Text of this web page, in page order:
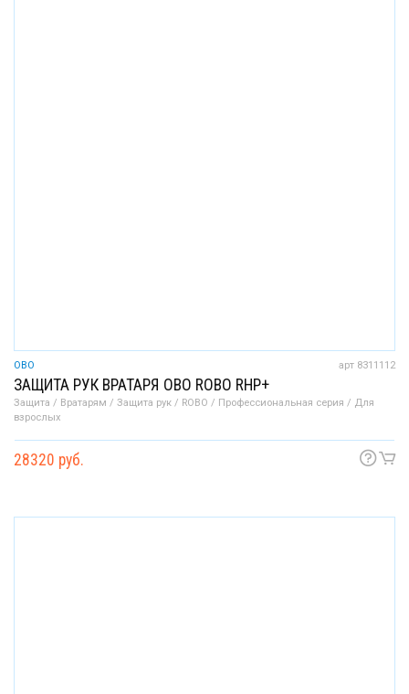
OBO арт 8311112
ЗАЩИТА РУК ВРАТАРЯ OBO ROBO RHP+
Защита / Вратарям / Защита рук / ROBO / Профессиональная серия / Для
взрослых
28320 руб.